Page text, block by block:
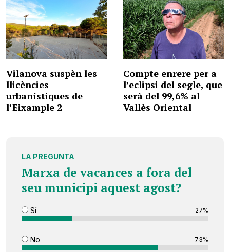
Vilanova suspèn les
llicències
urbanístiques de
l’Eixample 2
Compte enrere per a
l’eclipsi del segle, que
serà del 99,6% al
Vallès Oriental
LA PREGUNTA
Marxa de vacances a fora del
seu municipi aquest agost?
Sí 27%
No 73%